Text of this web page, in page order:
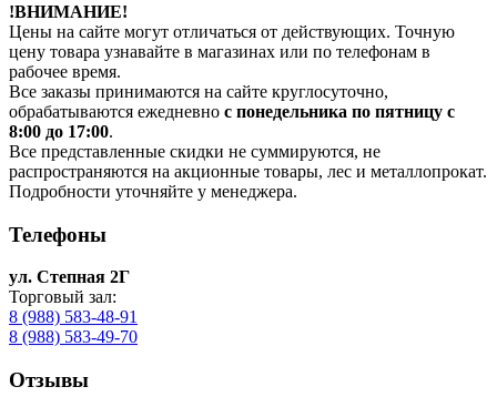
!ВНИМАНИЕ!
Цены на сайте могут отличаться от действующих. Точную
цену товара узнавайте в магазинах или по телефонам в
рабочее время.
Все заказы принимаются на сайте круглосуточно,
обрабатываются ежедневно с понедельника по пятницу с
8:00 до 17:00.
Все представленные скидки не суммируются, не
распространяются на акционные товары, лес и металлопрокат.
Подробности уточняйте у менеджера.
Телефоны
ул. Степная 2Г
Торговый зал:
8 (988) 583-48-91
8 (988) 583-49-70
Отзывы